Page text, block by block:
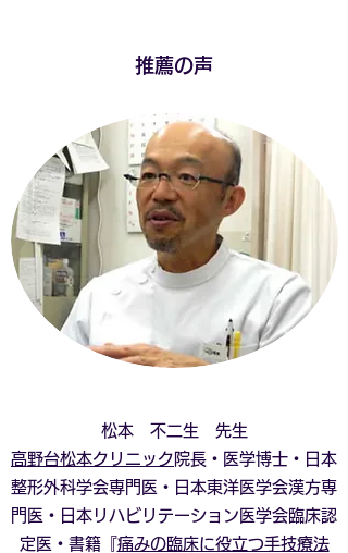
推薦の声
​松本 不二生 先生
高野台松本クリニック 院長・医学博士・日本
整形外科学会専門医・日本東洋医学会漢方専
門医・日本リハビリテーション医学会臨床認
定医・書籍『痛みの臨床に役立つ手技療法